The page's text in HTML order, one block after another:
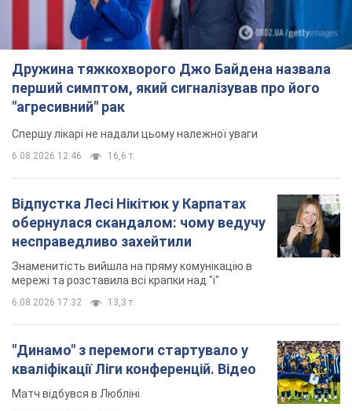
Дружина тяжкохворого Джо Байдена назвала
перший симптом, який сигналізував про його
"агресивний" рак
Спершу лікарі не надали цьому належної уваги
6.08.2026 12:46 16,6 т.
Відпустка Лесі Нікітюк у Карпатах
обернулася скандалом: чому ведучу
несправедливо захейтили
Знаменитість вийшла на пряму комунікацію в
мережі та розставила всі крапки над "і"
6.08.2026 17:32 13,3 т.
"Динамо" з перемоги стартувало у
кваліфікації Ліги конференцій. Відео
Матч відбувся в Любліні